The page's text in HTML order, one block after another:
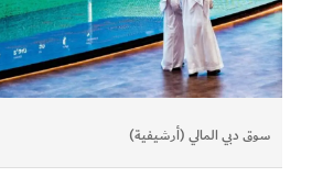
تقارير الخور
فيديو
سوق دبي المالي (أرشيفية)